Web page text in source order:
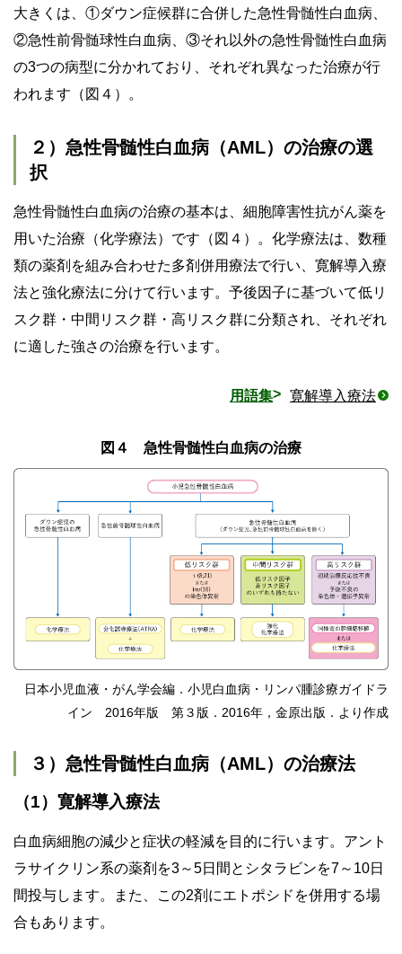
大きくは、①ダウン症候群に合併した急性骨髄性白血病、
②急性前骨髄球性白血病、③それ以外の急性骨髄性白血病
の3つの病型に分かれており、それぞれ異なった治療が行
われます（図４）。
２）急性骨髄性白血病（AML）の治療の選
択
急性骨髄性白血病の治療の基本は、細胞障害性抗がん薬を
用いた治療（化学療法）です（図４）。化学療法は、数種
類の薬剤を組み合わせた多剤併用療法で行い、寛解導入療
法と強化療法に分けて行います。予後因子に基づいて低リ
スク群・中間リスク群・高リスク群に分類され、それぞれ
に適した強さの治療を行います。
用語集 寛解導入療法
図４ 急性骨髄性白血病の治療
日本小児血液・がん学会編．小児白血病・リンパ腫診療ガイドラ
イン 2016年版 第３版．2016年，金原出版．より作成
３）急性骨髄性白血病（AML）の治療法
（1）寛解導入療法
白血病細胞の減少と症状の軽減を目的に行います。アント
ラサイクリン系の薬剤を3～5日間とシタラビンを7～10日
間投与します。また、この2剤にエトポシドを併用する場
合もあります。